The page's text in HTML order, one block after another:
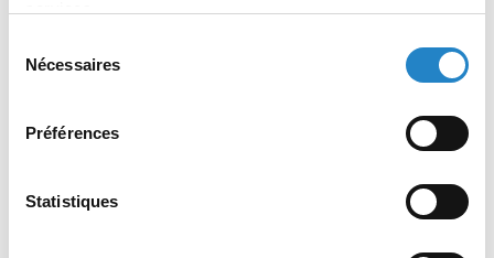
Nécessaires
Préférences
Statistiques